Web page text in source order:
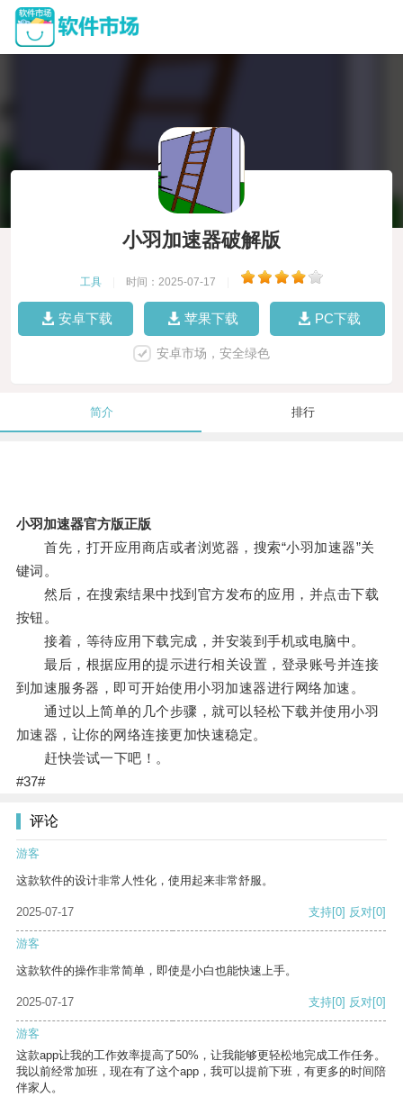
小羽加速器破解版
工具 时间：2025-07-17
安卓下载 苹果下载 PC下载
安卓市场，安全绿色
简介 排行
小羽加速器官方版正版
首先，打开应用商店或者浏览器，搜索“小羽加速器”关
键词。
然后，在搜索结果中找到官方发布的应用，并点击下载
按钮。
接着，等待应用下载完成，并安装到手机或电脑中。
最后，根据应用的提示进行相关设置，登录账号并连接
到加速服务器，即可开始使用小羽加速器进行网络加速。
通过以上简单的几个步骤，就可以轻松下载并使用小羽
加速器，让你的网络连接更加快速稳定。
赶快尝试一下吧！。
#37#
评论
游客
这款软件的设计非常人性化，使用起来非常舒服。
2025-07-17 支持[0] 反对[0]
游客
这款软件的操作非常简单，即使是小白也能快速上手。
2025-07-17 支持[0] 反对[0]
游客
这款app让我的工作效率提高了50%，让我能够更轻松地完成工作任务。
我以前经常加班，现在有了这个app，我可以提前下班，有更多的时间陪
伴家人。